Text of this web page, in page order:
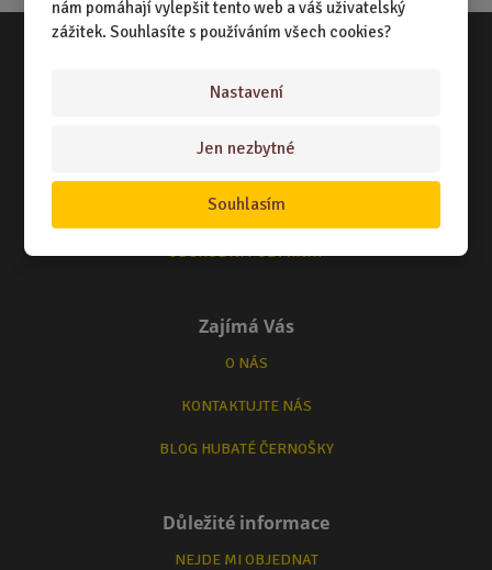
nám pomáhají vylepšit tento web a váš uživatelský
zážitek. Souhlasíte s používáním všech cookies?
Nastavení
Jen nezbytné
Souhlasím
Vše o nákupu
ZPŮSOB DORUČENÍ
OBCHODNÍ PODMÍNKY
Zajímá Vás
O NÁS
KONTAKTUJTE NÁS
BLOG HUBATÉ ČERNOŠKY
Důležité informace
NEJDE MI OBJEDNAT